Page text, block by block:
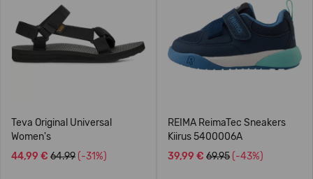
Teva Original Universal
Women's
44,99 € 64.99 (-31%)
REIMA ReimaTec Sneakers
Kiirus 5400006A
39,99 € 69.95 (-43%)